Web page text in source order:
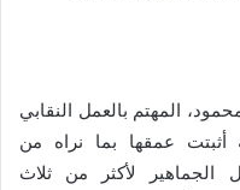
المهتم بالعمل النقابي
أثبتت عمقها بما نراه من
الجماهير لأكثر من ثلاث